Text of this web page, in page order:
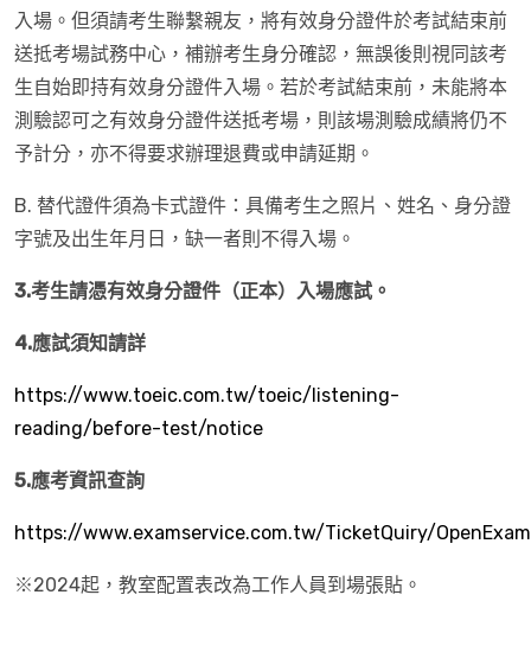
入場。但須請考生聯繫親友，將有效身分證件於考試結束前
送抵考場試務中心，補辦考生身分確認，無誤後則視同該考
生自始即持有效身分證件入場。若於考試結束前，未能將本
測驗認可之有效身分證件送抵考場，則該場測驗成績將仍不
予計分，亦不得要求辦理退費或申請延期。
B. 替代證件須為卡式證件：具備考生之照片、姓名、身分證
字號及出生年月日，缺一者則不得入場。
3.考生請憑有效身分證件（正本）入場應試。
4.應試須知請詳
https://www.toeic.com.tw/toeic/listening-
reading/before-test/notice
5.應考資訊查詢
https://www.examservice.com.tw/TicketQuiry/
※2024起，教室配置表改為工作人員到場張貼。